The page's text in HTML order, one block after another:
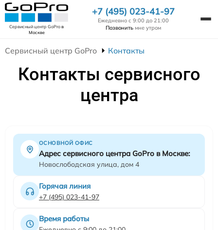
Сервисный центр GoProв
Москве
+7 (495) 023-41-97
Ежедневно с 9:00 до 21:00
Позвонить мне утром
Сервисный центр GoPro Контакты
Контакты сервисного
центра
ОСНОВНОЙ ОФИС
Адрес сервисного центра GoPro в Москве:
Новослободская улица, дом 4
Горячая линия
+7 (495) 023-41-97
Время работы